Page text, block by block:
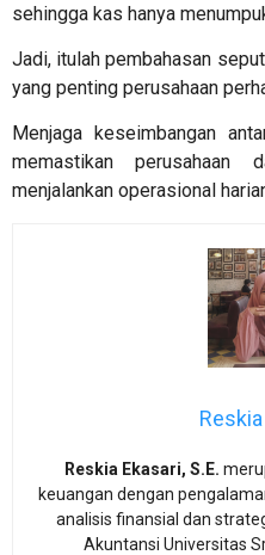
sehingga kas hanya
Jadi, itulah pembahasan
yang penting perusahaan
Menjaga keseimbangan
memastikan perusahaan
menjalankan operasional
Reskia Ekasari, S.E.
keuangan dengan
analisis finansial dan
Akuntansi Universitas